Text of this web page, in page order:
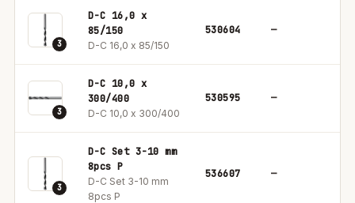
3
D-C 16,0 x
85/150
D-C 16,0 x 85/150
530604 —
3
D-C 10,0 x
300/400
D-C 10,0 x 300/400
530595 —
3
D-C Set 3-10 mm
8pcs P
D-C Set 3-10 mm
8pcs P
536607 —